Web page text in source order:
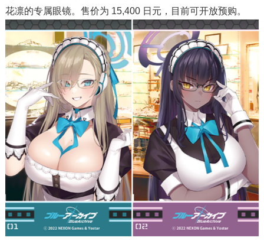
花凛的专属眼镜。售价为 15,400 日元，目前可开放预购。